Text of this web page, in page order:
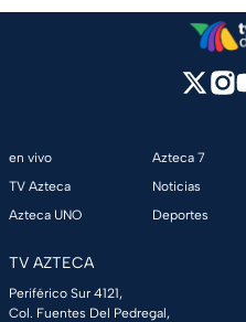
en vivo
TV Azteca
Azteca UNO
Azteca 7
Noticias
Deportes
TV AZTECA
Periférico Sur 4121,
Col. Fuentes Del Pedregal,